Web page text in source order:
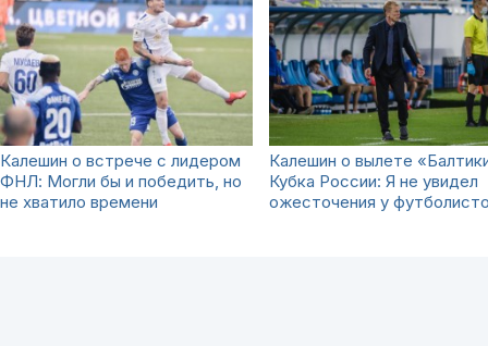
Калешин о встрече с лидером
ФНЛ: Могли бы и победить, но
не хватило времени
Калешин о вылете
Кубка России: Я не увидел
ожесточения у